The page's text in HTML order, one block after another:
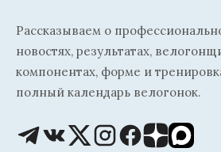
Рассказываем о
новостях, результатах,
компонентах, форме и
полный календарь велогонок.